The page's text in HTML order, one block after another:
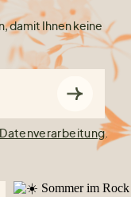
damit Ihnen keine
Datenverarbeitung.